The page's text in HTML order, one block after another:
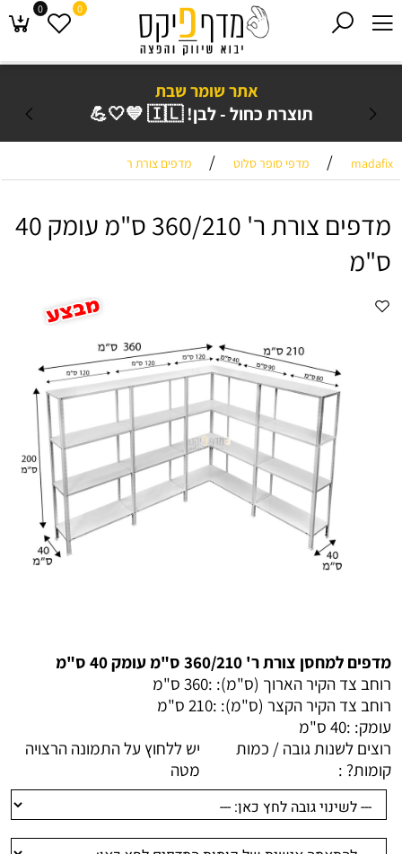
אתר שומר שבת
תוצרת כחול - לבן! 🇮🇱 💙🤍💪
0 0
madafix
/ מדפי סופר סלוט / מדפים צורת ר
מדפים צורת ר' 360/210 ס"מ עומק 40
ס"מ
מדפים למחסן צורת ר' 360/210 ס"מ עומק 40 ס"מ
רוחב צד הקיר הארוך (ס"מ): :360 ס"מ
רוחב צד הקיר הקצר (ס"מ): :210 ס"מ
עומק: :40 ס"מ
רוצים לשנות גובה / כמות
קומות? :
יש ללחוץ על התמונה הרצויה
מטה